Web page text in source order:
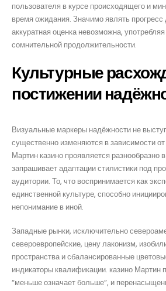
пользователя в курсе происходящего и
время ожидания. Значимо являть
аккуратная оценка невозможна,
сомнительной продолжительности.
Культурные
постижении
Визуальные маркеры надёжности не
существенно изменяются в зависимости от
Мартин казино проявляется разнообразно
запрашивает адаптации стилистики под
аудитории. То, что воспринимается как
единственной культуре, способно
непонимание в иной.
Западные рынки, исключительно
североевропейские, цену лаконизм,
пространства и сбалансированные
индикаторы квалификации. казино Мартин
“меньше означает больше”, и